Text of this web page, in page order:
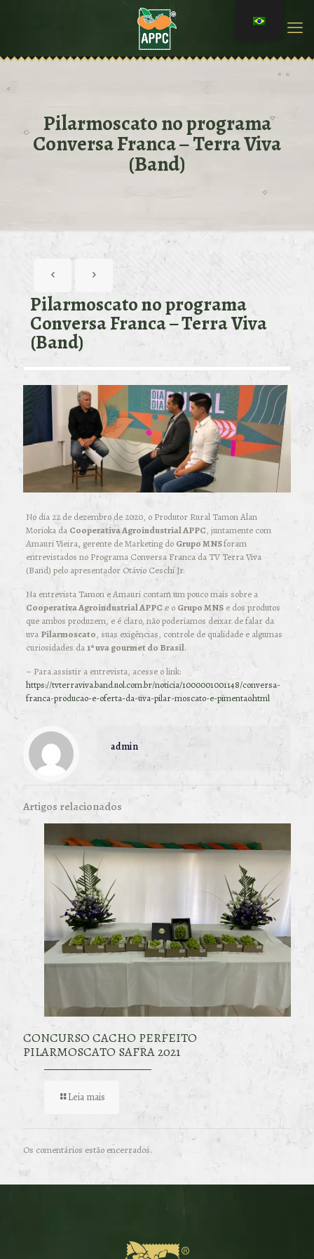
Pilarmoscato no programa
Conversa Franca – Terra Viva
(Band)
Pilarmoscato no programa
Conversa Franca – Terra Viva
(Band)
No dia 22 de dezembro de 2020, o Produtor Rural Tamon Alan
Morioka da Cooperativa Agroindustrial APPC, juntamente com
Amauri Vieira, gerente de Marketing do Grupo MNSforam
entrevistados no Programa Conversa Franca da TV Terra Viva
(Band) pelo apresentador Otávio Ceschi Jr.
Na entrevista Tamon e Amauri contam um pouco mais sobre a
Cooperativa Agroindustrial APPCe o Grupo MNSe dos produtos
que ambos produzem, e é claro, não poderíamos deixar de falar da
uva Pilarmoscato, suas exigências, controle de qualidade e algumas
curiosidades da 1ª uva gourmet do Brasil.
– Para assistir a entrevista, acesse o link:
https://tvterraviva.band.uol.com.br/noticia/1000001001148/conversa-
franca-producao-e-oferta-da-uva-pilar-moscato-e-pimentao.html
admin
Artigos relacionados
CONCURSO CACHO PERFEITO
PILARMOSCATO SAFRA 2021
Leia mais
Os comentários estão encerrados.